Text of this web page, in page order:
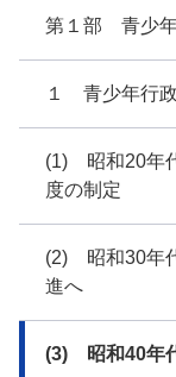
第１部 青少年
１ 青少年行
(1) 昭和20年
度の制定
(2) 昭和30年
進へ
(3) 昭和40年